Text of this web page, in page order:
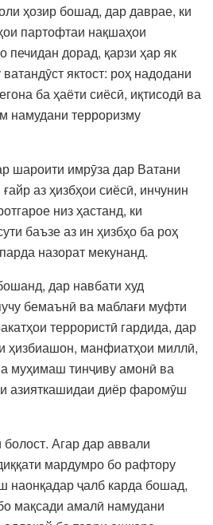
ҳозир бошад, дар даврае, ки
партофтаи нақшаҳои
печидан дорад, қарзи ҳар як
яктост: роҳ надодани
ба ҳаёти сиёсӣ, иқтисодӣ ва
намудани терроризму
шароити имрӯза дар Ватани
аз ҳизбҳои сиёсӣ, инчунин
низ ҳастанд, ки
баъзе аз ин ҳизбҳо ба роҳ
назорат мекунанд.
дар навбати худ
бемаънӣ ва маблағи муфти
террористӣ гардида, дар
ҳизбиашон, манфиатҳои миллӣ,
муҳимаш тинҷиву амонӣ ва
азияткашидаи диёр фаромӯш
Агар дар аввали
мардумро бо рафтору
наонқадар ҷалб карда бошад,
мақсади амалӣ намудани